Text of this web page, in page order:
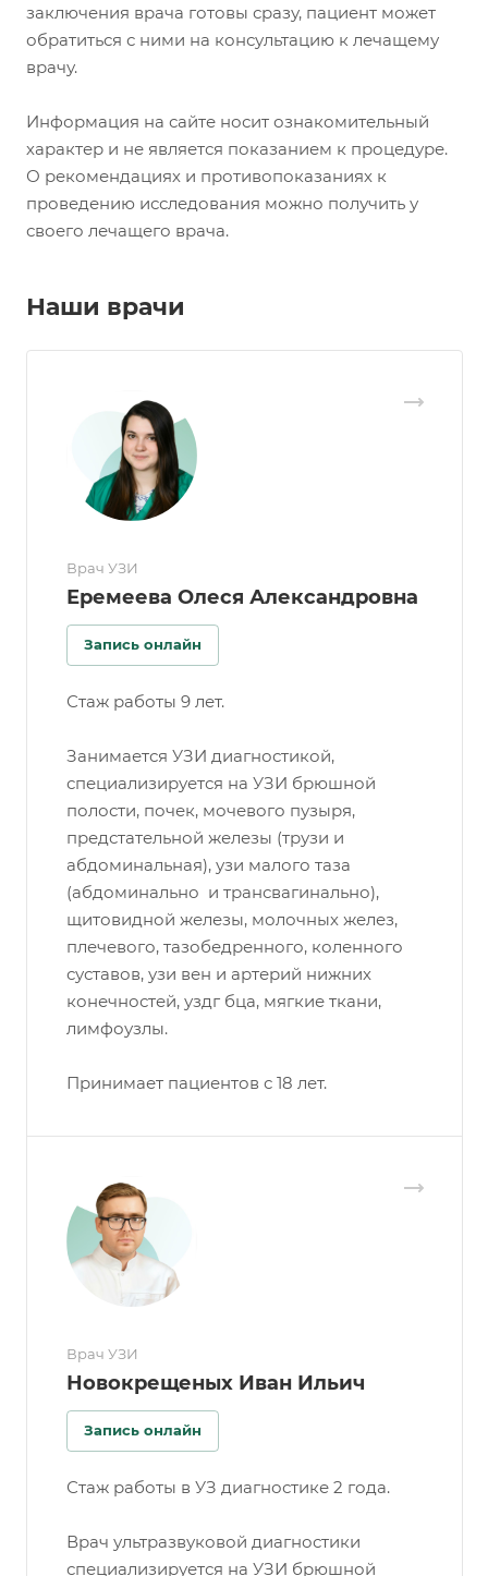
заключения врача готовы сразу, пациент может
обратиться с ними на консультацию к лечащему
врачу.
Информация на сайте носит ознакомительный
характер и не является показанием к процедуре.
О рекомендациях и противопоказаниях к
проведению исследования можно получить у
своего лечащего врача.
Наши врачи
Врач УЗИ
Еремеева Олеся Александровна
Запись онлайн
Стаж работы 9 лет.
Занимается УЗИ диагностикой,
специализируется на УЗИ брюшной
полости, почек, мочевого пузыря,
предстательной железы (трузи и
абдоминальная), узи малого таза
(абдоминально и трансвагинально),
щитовидной железы, молочных желез,
плечевого, тазобедренного, коленного
суставов, узи вен и артерий нижних
конечностей, уздг бца, мягкие ткани,
лимфоузлы.
Принимает пациентов с 18 лет.
Врач УЗИ
Новокрещеных Иван Ильич
Запись онлайн
Стаж работы в УЗ диагностике 2 года.
Врач ультразвуковой диагностики
специализируется на УЗИ брюшной